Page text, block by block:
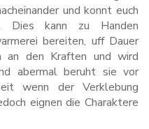
und konnt euch
Dies kann zu Handen
bereiten, uff Dauer
an den Kraften und wird
abermal beruht sie vor
wenn der Verklebung
eignen die Charaktere